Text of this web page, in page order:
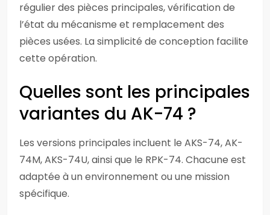
régulier des pièces principales, vérification de
l’état du mécanisme et remplacement des
pièces usées. La simplicité de conception facilite
cette opération.
Quelles sont les principales
variantes du AK-74 ?
Les versions principales incluent le AKS-74, AK-
74M, AKS-74U, ainsi que le RPK-74. Chacune est
adaptée à un environnement ou une mission
spécifique.